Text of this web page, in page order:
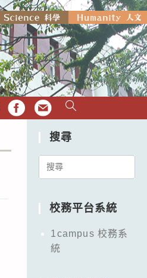
FB EMAIL
搜尋
Search
校務平台系統
1campus 校務系
統